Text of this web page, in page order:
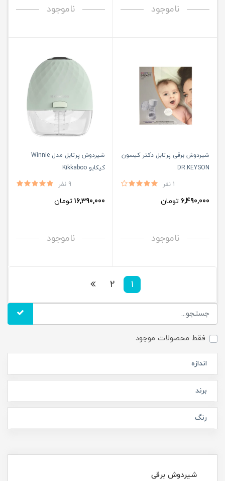
ناموجود ناموجود
شیردوش برقی پرتابل دکتر کیسون
DR.KEYSON
1 نفر
6,490,000 تومان
ناموجود
شیردوش پرتابل مدل Winnie
کیکابو Kikkaboo
9 نفر
16,390,000 تومان
ناموجود
1
2
فقط محصولات موجود
اندازه
برند
رنگ
شیردوش برقی